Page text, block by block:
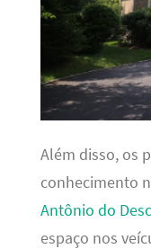
Além disso, os
conhecimento
Antônio do
espaço nos